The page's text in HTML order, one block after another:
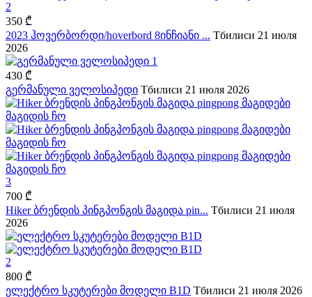
2
350 ₾
2023 ჰოვერბორდი/hoverbord 8ინჩიანი ... Тбилиси 21 июля
2026
1
430 ₾
გერმანული ველოსიპედი Тбилиси 21 июля 2026
3
700 ₾
Hiker ბრენდის პინგპონგის მაგიდა pin... Тбилиси 21 июля
2026
2
800 ₾
ელექტრო სკუტერები მოდელი B1D Тбилиси 21 июля 2026